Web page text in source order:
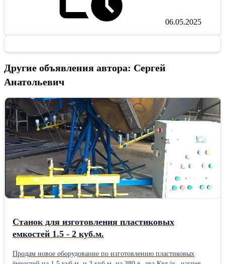
06.05.2025
Другие объявления автора: Сергей
Анатольевич
Станок для изготовления пластиковых
емкостей 1.5 - 2 куб.м.
Продам новое оборудование по изготовлению пластиковых